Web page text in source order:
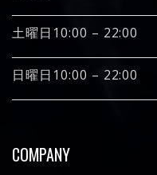
土曜日10:00 – 22:00
日曜日10:00 – 22:00
COMPANY